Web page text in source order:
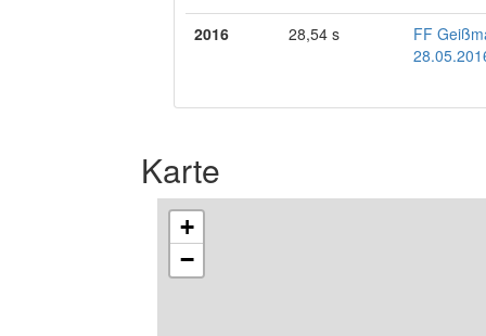
2016 28,54 s
FF
Karte
+
−